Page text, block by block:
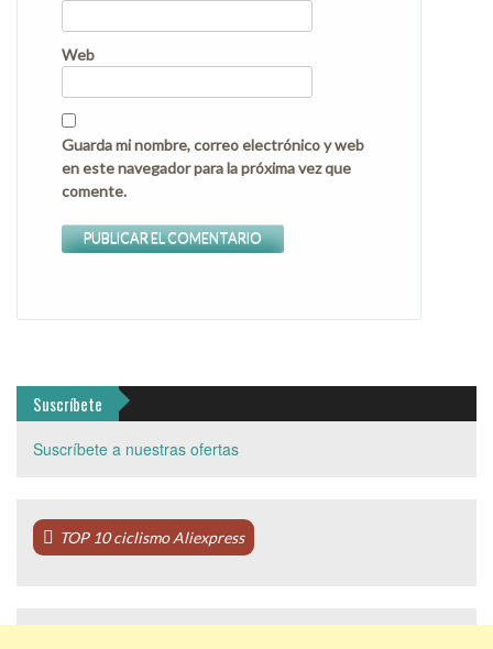
Web
Guarda mi nombre, correo electrónico y web
en este navegador para la próxima vez que
comente.
Suscríbete
Suscríbete a nuestras ofertas
TOP 10 ciclismo Aliexpress